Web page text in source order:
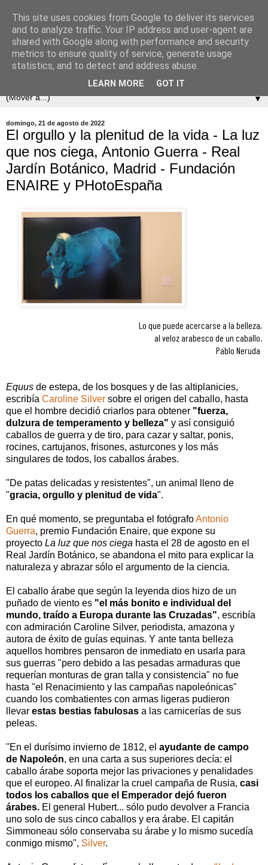
▼
domingo, 21 de agosto de 2022
El orgullo y la plenitud de la vida - La luz
que nos ciega, Antonio Guerra - Real
Jardín Botánico, Madrid - Fundación
ENAIRE y PHotoEspaña
Lo que puede acercarse a la belleza,
al veloz arabesco de un caballo.
Pablo Neruda
Equus de estepa, de los bosques y de las altiplanicies,
escribía Caroline Silver sobre el origen del caballo, hasta
que el hombre decidió criarlos para obtener "fuerza,
dulzura de temperamento y belleza" y así consiguió
caballos de guerra y de tiro, para cazar y saltar, ponis,
rocines, cartujanos, frisones, asturcones y los más
singulares de todos, los caballos árabes.
"De patas delicadas y resistentes", un animal lleno de
"gracia, orgullo y plenitud de vida".
En qué momento, se preguntaba el fotógrafoAntonio
Guerra, premio Fundación Enaire, que expone su
proyecto La luz que nos ciega hasta el 28 de agosto en el
Real Jardín Botánico, se abandona el mito para explicar la
naturaleza y abrazar sólo el argumento de la ciencia.
El caballo árabe que según la leyenda dios hizo de un
puñado de viento es "el más bonito e individual del
mundo, traído a Europa durante las Cruzadas", escribía
con admiración Caroline Silver, periodista, amazona y
autora de éxito de guías equinas. Y ante tanta belleza
aquellos hombres pensaron de inmediato en usarla para
sus guerras "pero debido a las pesadas armaduras que
requerían monturas de gran talla y consistencia" no fue
hasta "el Renacimiento y las campañas napoleónicas"
cuando los combatientes con armas ligeras pudieron
llevar estas bestias fabulosas a las carnicerías de sus
peleas.
"En el durísimo invierno de 1812, el ayudante de campo
de Napoleón, en una carta a sus superiores decía: el
caballo árabe soporta mejor las privaciones y penalidades
que el europeo. Al finalizar la cruel campaña de Rusia, casi
todos los caballos que el Emperador dejó fueron
árabes. El general Hubert... sólo pudo devolver a Francia
uno solo de sus cinco caballos y era árabe. El capitán
Simmoneau sólo conservaba su árabe y lo mismo sucedía
conmigo mismo", Silver.
This site uses cookies from Google to deliver its services
and to analyze traffic. Your IP address and user-agent are
shared with Google along with performance and security
metrics to ensure quality of service, generate usage
statistics, and to detect and address abuse.
LEARN MORE GOT IT